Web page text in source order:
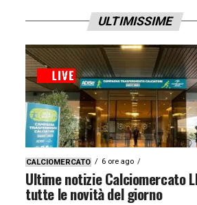
ULTIMISSIME
CALCIOMERCATO 6 ore ago
Ultime notizie Calciomercato
tutte le novità del giorno